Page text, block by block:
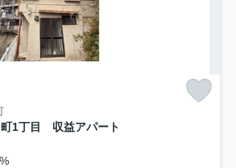
1丁目 収益アパート